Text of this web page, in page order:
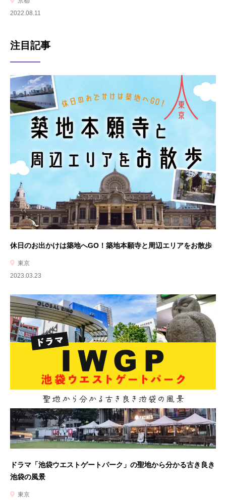
2022.08.11
注目記事
休日のお出かけは築地へGO！築地本願寺と周辺エリアをお散歩
東京
2023.03.23
ドラマ「池袋ウエストゲートパーク」の聖地から分かる古き良き
池袋の風景
東京